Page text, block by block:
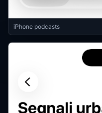
iPhone podcasts